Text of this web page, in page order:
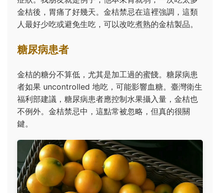
金桔後，胃痛了好幾天。金桔禁忌在這裡強調，這類
人最好少吃或避免生吃，可以改吃煮熟的金桔製品。
糖尿病患者
金桔的糖分不算低，尤其是加工過的蜜餞。糖尿病患
者如果 uncontrolled 地吃，可能影響血糖。臺灣衛生
福利部建議，糖尿病患者應控制水果攝入量，金桔也
不例外。金桔禁忌中，這點常被忽略，但真的很關
鍵。